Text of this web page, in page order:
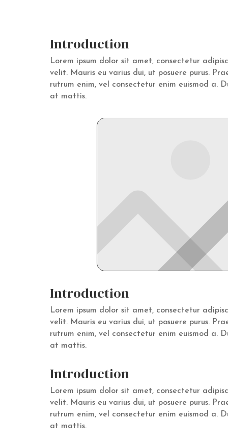
Introduction
Lorem ipsum dolor sit amet, consectetur
velit. Mauris eu varius dui, ut posuere purus.
rutrum enim, vel consectetur enim euismod a.
at mattis.
Introduction
Lorem ipsum dolor sit amet, consectetur
velit. Mauris eu varius dui, ut posuere purus.
rutrum enim, vel consectetur enim euismod a.
at mattis.
Introduction
Lorem ipsum dolor sit amet, consectetur
velit. Mauris eu varius dui, ut posuere purus.
rutrum enim, vel consectetur enim euismod a.
at mattis.